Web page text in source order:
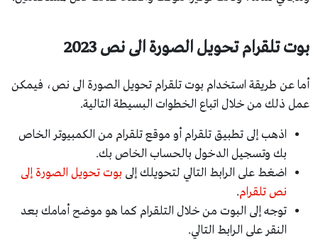
بوت تلقرام تحويل الصورة الى نص 2023
أما عن طريقة استخدام بوت تلقرام تحويل الصورة الى نص، فيمكن
عمل ذلك من خلال اتباع الخطوات البسيطة التالية.
اذهب إلى تطبيق تلقرام أو موقع تلقرام من الكمبيوتر الخاص
بك وتسجيل الدخول بالحساب الخاص بك.
اضغط على الرابط التالي لتحويلك إلى بوت تحويل الصورة إلى
نص تلقرام.
توجه إلى البوت من خلال التلقرام كما هو موضح أمامك بعد
النقر على الرابط التالي.